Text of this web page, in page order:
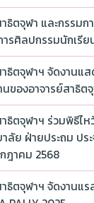
ธิตจุฬา และกรรมก
ารศิลปกรรมนักเรีย
ธิตจุฬาฯ จัดงานแ
ของอาจารย์สาธิต
ธิตจุฬาฯ ร่วมพิธีไห
ย ฝ่ายประถม ประ
ฎาคม 2568
ธิตจุฬาฯ จัดงานแ